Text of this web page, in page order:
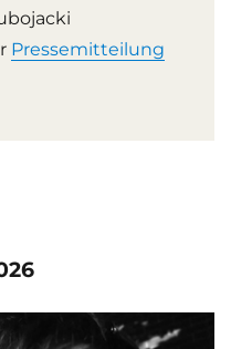
Pressemitteilung